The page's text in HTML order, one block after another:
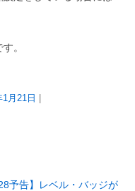
。
1月21日
28予告】レベル・バッジが